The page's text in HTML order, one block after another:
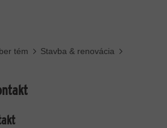
tém
Stavba & renovácia